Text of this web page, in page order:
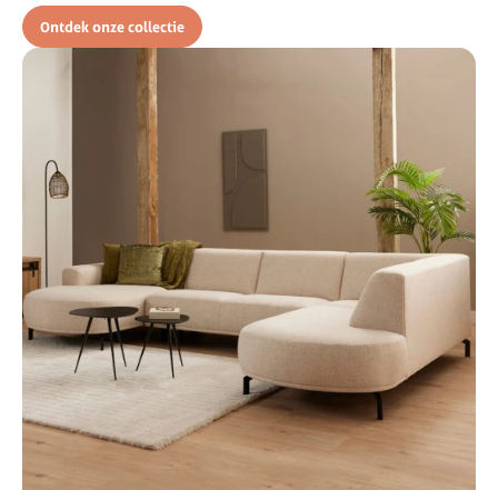
Ontdek onze collectie